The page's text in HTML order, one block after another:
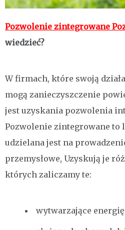
Pozwolenie zintegrowane
wiedzieć?
W firmach, które swoją
mogą zanieczyszczenie
jest uzyskania pozwolenia
Pozwolenie zintegrowane to
udzielana jest na
przemysłowe, Uzyskują je
których zaliczamy te:
wytwarzające